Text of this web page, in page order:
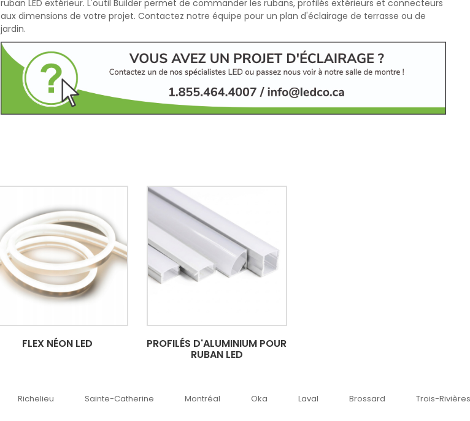
ruban LED extérieur. L'outil Builder permet de commander les rubans, profilés extérieurs et connecteurs
aux dimensions de votre projet. Contactez notre équipe pour un plan d'éclairage de terrasse ou de
jardin.
FLEX NÉON LED PROFILÉS D'ALUMINIUM POUR
RUBAN LED
Sainte-Catherine Montréal Oka Brossard Trois-Rivières